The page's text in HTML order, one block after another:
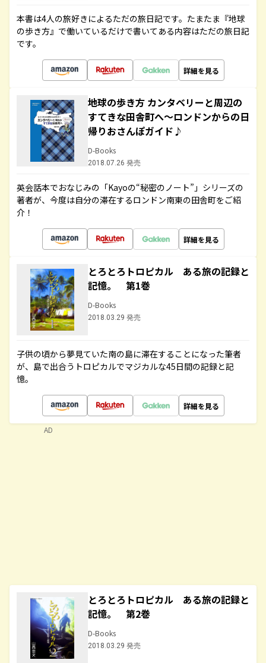
本書は4人の旅好きによるただの旅日記です。たまたま『地球
の歩き方』で働いているだけで書いてある内容はただの旅日記
です。
詳細を見る
地球の歩き方 カンタベリーと周辺の
すてきな田舎町へ～ロンドンからの日
帰りおさんぽガイド♪
D-Books
2018.07.26 発売
英会話本でおなじみの「Kayoの“秘密のノート”」シリーズの
著者が、今度は自分の滞在するロンドン南東の田舎町をご紹
介！
詳細を見る
とろとろトロピカル ある旅の記録と
記憶。 第1巻
D-Books
2018.03.29 発売
子供の頃から夢見ていた南の島に滞在することになった筆者
が、島で出合うトロピカルでマジカルな45日間の記録と記
憶。
詳細を見る
とろとろトロピカル ある旅の記録と
記憶。 第2巻
D-Books
2018.03.29 発売
AD